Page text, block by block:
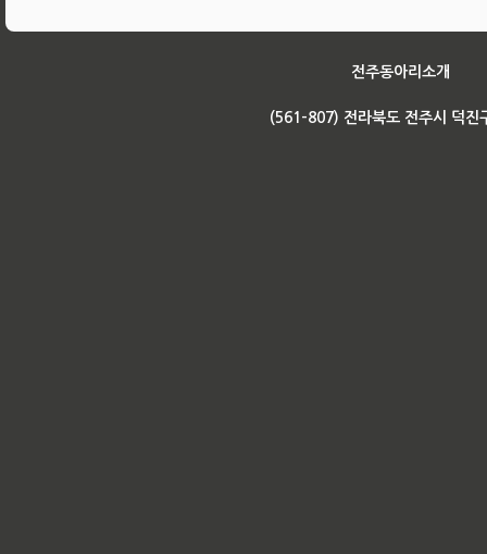
전주동아리소개
(561-807) 전라북도 전주시 덕진